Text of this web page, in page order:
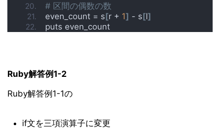
# 区間の偶数の数
even_count = s[r + 1] - s[l]
puts even_count
Ruby解答例1-2
Ruby解答例1-1の
if文を三項演算子に変更